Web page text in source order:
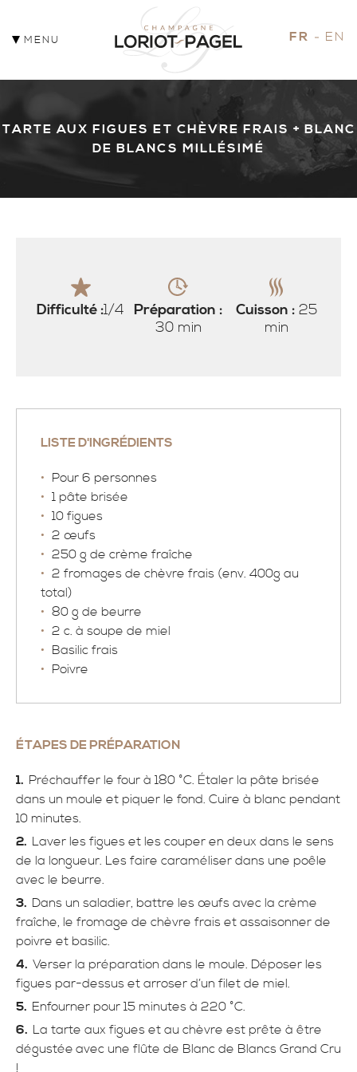
FR EN
MENU
TARTE AUX FIGUES ET CHÈVRE FRAIS + BLANC
DE BLANCS MILLÉSIMÉ
Difficulté :1/4
Préparation :
30 min
Cuisson :25
min
LISTE D'INGRÉDIENTS
Pour 6 personnes
1 pâte brisée
10 figues
2 œufs
250 g de crème fraîche
2 fromages de chèvre frais (env. 400g au
total)
80 g de beurre
2 c. à soupe de miel
Basilic frais
Poivre
ÉTAPES DE PRÉPARATION
Préchauffer le four à 180 °C. Étaler la pâte brisée
dans un moule et piquer le fond. Cuire à blanc pendant
10 minutes.
Laver les figues et les couper en deux dans le sens
de la longueur. Les faire caraméliser dans une poêle
avec le beurre.
Dans un saladier, battre les œufs avec la crème
fraîche, le fromage de chèvre frais et assaisonner de
poivre et basilic.
Verser la préparation dans le moule. Déposer les
figues par-dessus et arroser d’un filet de miel.
Enfourner pour 15 minutes à 220 °C.
La tarte aux figues et au chèvre est prête à être
dégustée avec une flûte de Blanc de Blancs Grand Cru
!